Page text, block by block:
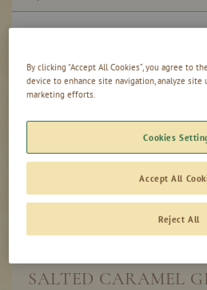
Artikel
SALTED CARAMEL
By clicking “Accept All Cookies”, you agree to
device to enhance site navigation, analyze site
marketing efforts.
Cookies
Reject All
Accept All